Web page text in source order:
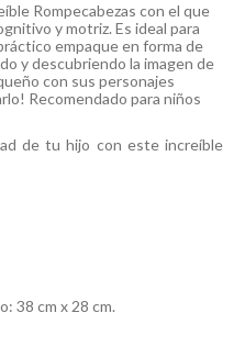
Rompecabezas con el que
y motriz. Es ideal para
empaque en forma de
y descubriendo la imagen de
con sus personajes
Recomendado para niños
de tu hijo con este increíble
38 cm x 28 cm.